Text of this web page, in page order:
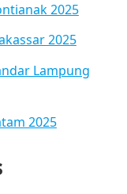
2025
2025
Lampung
2025